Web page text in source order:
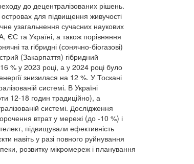
до децентралізованих рішень.
для підвищення живучості
узагальнення сучасних наукових
ЄС та Україні, а також порівняння
та гібридні (сонячно-біогазові)
(Закарпаття) гібридний
% у 2023 році, а у 2024 році було
знизилася на 12 %. У Тоскані
системі. В Україні
12-18 годин традиційно), а
системі. Дослідження
втрат у мережі (до -10 %) і
підвищували ефективність
навіть у разі повного руйнування
розвитку мікромереж і планування